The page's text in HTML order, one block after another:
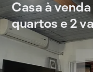
Casa à venda
quartos e 2